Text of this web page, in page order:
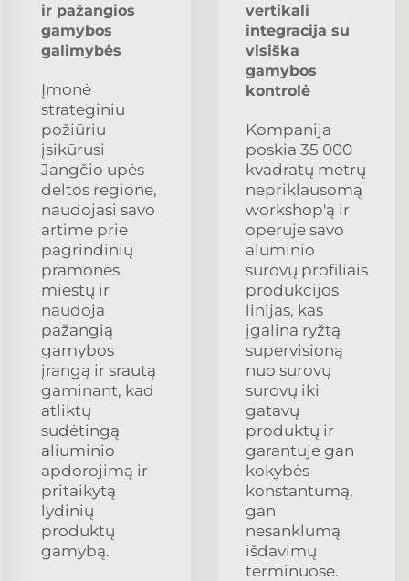
ir pažangios
gamybos
galimybės
Įmonė
strateginiu
požiūriu
įsikūrusi
Jangčio upės
deltos regione,
naudojasi savo
artime prie
pagrindinių
pramonės
miestų ir
naudoja
pažangią
gamybos
įrangą ir srautą
gaminant, kad
atliktų
sudėtingą
aliuminio
apdorojimą ir
pritaikytą
lydinių
produktų
gamybą.
vertikali
integracija su
visiška
gamybos
kontrolė
Kompanija
poskia 35 000
kvadratų metrų
nepriklausomą
workshop'ą ir
operuje savo
aluminio
surovų profiliais
produkcijos
linijas, kas
įgalina ryžtą
supervisioną
nuo surovų
surovų iki
gatavų
produktų ir
garantuje gan
kokybės
konstantumą,
gan
nesanklumą
išdavimų
terminuose.